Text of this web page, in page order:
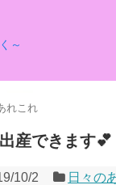
～
れこれ
産できます
10/2 日々の